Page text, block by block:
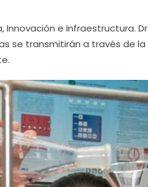
Innovación e Infraestructura.
se transmitirán a través de